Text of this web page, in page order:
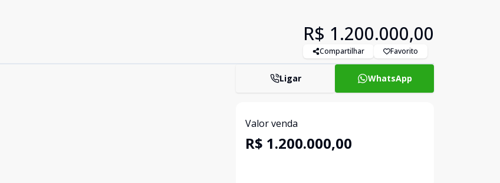
R$ 1.200.000,00
Compartilhar Favorito
Ligar WhatsApp
Valor venda
R$ 1.200.000,00